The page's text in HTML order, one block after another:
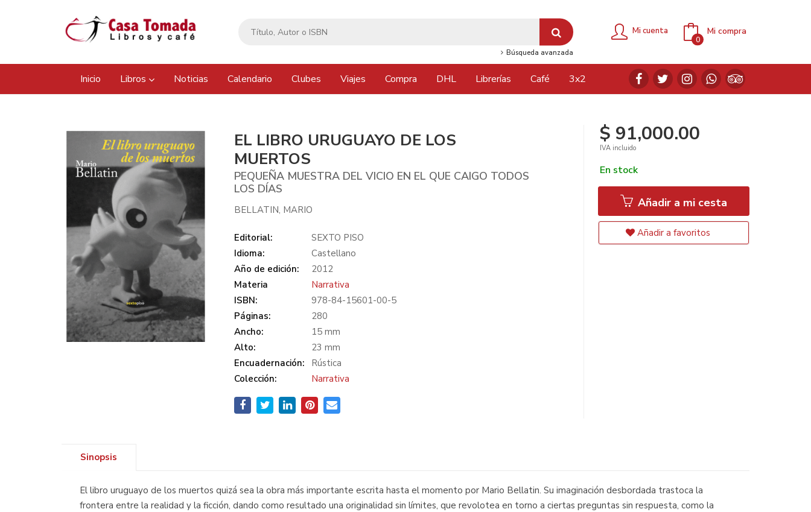
Búsqueda avanzada
Mi cuenta Mi compra
0
Inicio Libros Noticias Calendario Clubes Viajes Compra DHL Librerías Café 3x2
EL LIBRO URUGUAYO DE LOS
MUERTOS
PEQUEÑA MUESTRA DEL VICIO EN EL QUE CAIGO TODOS
LOS DÍAS
BELLATIN, MARIO
Editorial:
SEXTO PISO
Idioma:
Castellano
Año de edición:
2012
Materia
Narrativa
ISBN:
978-84-15601-00-5
Páginas:
280
Ancho:
15 mm
Alto:
23 mm
Encuadernación:
Rústica
Colección:
Narrativa
$ 91,000.00
IVA incluido
En stock
Añadir a mi cesta
Añadir a favoritos
Sinopsis
El libro uruguayo de los muertos quizá sea la obra más importante escrita hasta el momento por Mario Bellatin. Su imaginación desbordada trastoca la
frontera entre la realidad y la ficción, dando como resultado una originalidad sin límites, que revolotea en torno a ciertas preguntas sin respuesta, como la